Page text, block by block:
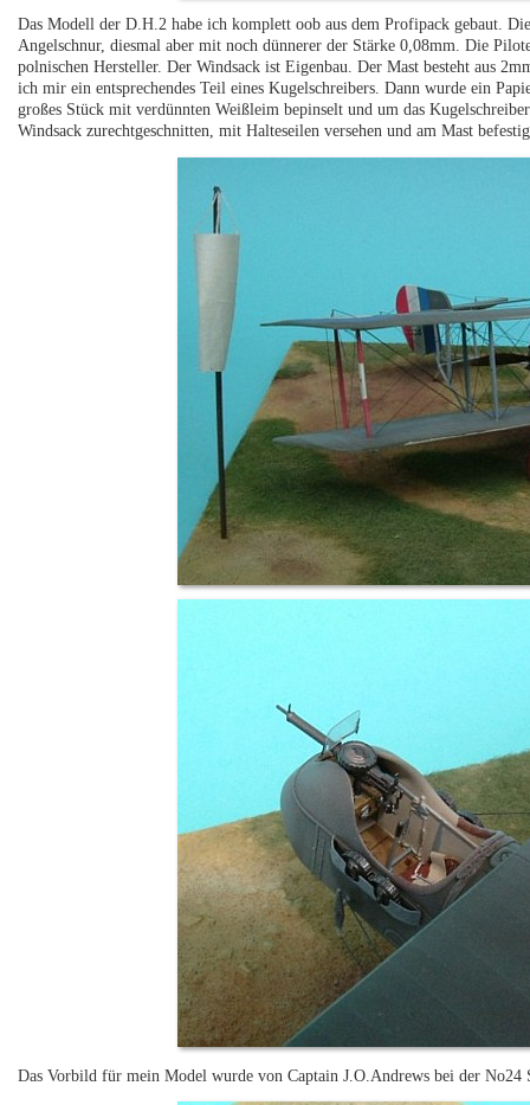
Das Modell der D.H.2 habe ich komplett oob aus dem Profipack gebaut.
Angelschnur, diesmal aber mit noch dünnerer der Stärke 0,08mm. Die
polnischen Hersteller. Der Windsack ist Eigenbau. Der Mast besteht aus
ich mir ein entsprechendes Teil eines Kugelschreibers. Dann wurde ein
großes Stück mit verdünnten Weißleim bepinselt und um das
Windsack zurechtgeschnitten, mit Halteseilen versehen und am Mast
Das Vorbild für mein Model wurde von Captain J.O.Andrews bei der No24